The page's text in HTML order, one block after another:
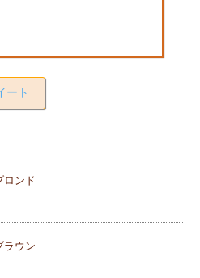
ート
ロンド
ラウン